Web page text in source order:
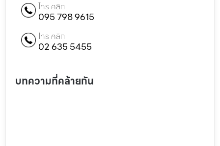
โทร คลิก
095 798 9615
โทร คลิก
02 635 5455
บทความที่คล้ายกัน